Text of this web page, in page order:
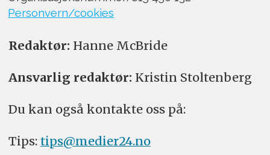
Personvern/cookies
Redaktør: Hanne McBride
Ansvarlig redaktør: Kristin Stoltenberg
Du kan også kontakte oss på:
Tips: tips@medier24.no